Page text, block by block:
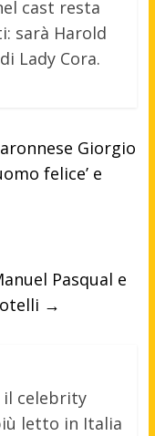
cast resta
sarà Harold
Lady Cora.
Giorgio
felice’ e
Pasqual e
→
celebrity
letto in Italia